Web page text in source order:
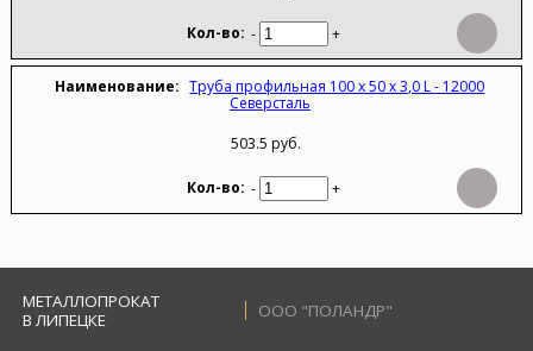
- +
Труба профильная 100 х 50 х 3,0 L - 12000
Северсталь
503.5 руб.
- +
МЕТАЛЛОПРОКАТ
В ЛИПЕЦКЕ
ООО "ПОЛАНДР"